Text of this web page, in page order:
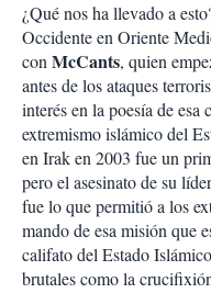
¿Qué nos ha llevado a
Occidente en Oriente
con McCants, quien
antes de los ataques
interés en la poesía de
extremismo islámico del
en Irak en 2003 fue un
pero el asesinato de su
fue lo que permitió a los
mando de esa misión que
califato del Estado
brutales como la